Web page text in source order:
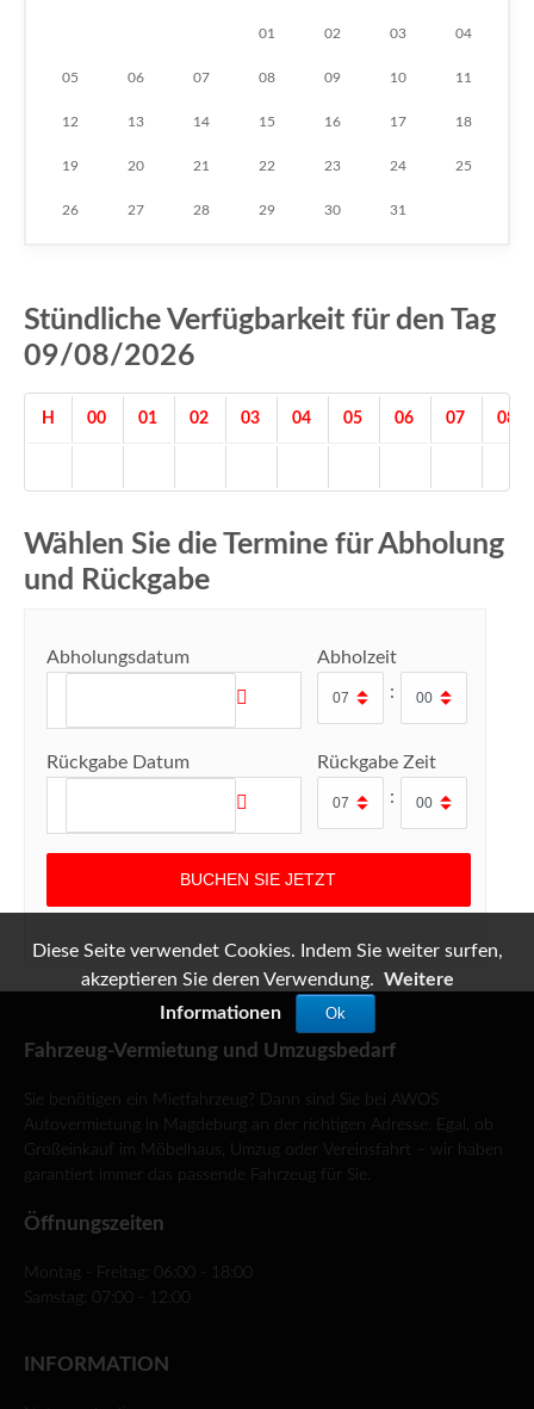
01 02 03 04
05 06 07 08 09 10 11
12 13 14 15 16 17 18
19 20 21 22 23 24 25
26 27 28 29 30 31
Stündliche Verfügbarkeit für den Tag
09/08/2026
H 00 01 02 03 04 05 06 07 08
Wählen Sie die Termine für Abholung
und Rückgabe
Abholungsdatum
Abholzeit
:
Rückgabe Datum
Rückgabe Zeit
:
Fahrzeug-Vermietung und Umzugsbedarf
Sie benötigen ein Mietfahrzeug? Dann sind Sie bei AWOS
Autovermietung in Magdeburg an der richtigen Adresse. Egal, ob
Großeinkauf im Möbelhaus, Umzug oder Vereinsfahrt – wir haben
garantiert immer das passende Fahrzeug für Sie.
Öffnungszeiten
Montag - Freitag: 06:00 - 18:00
Samstag: 07:00 - 12:00
INFORMATION
Diese Seite verwendet Cookies. Indem Sie weiter surfen,
akzeptieren Sie deren Verwendung. Weitere
Informationen
Ok